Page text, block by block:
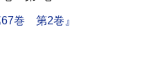
67巻 第2巻』